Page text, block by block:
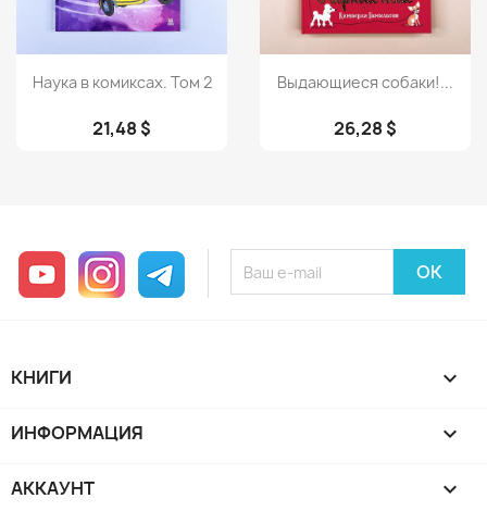
 Просмотр
Наука в комиксах. Том 2
21,48 $
Просмотр
Выдающиеся собаки!...
26,28 $
YouTube InstagramTelegram
КНИГИ 
ИНФОРМАЦИЯ 
АККАУНТ 